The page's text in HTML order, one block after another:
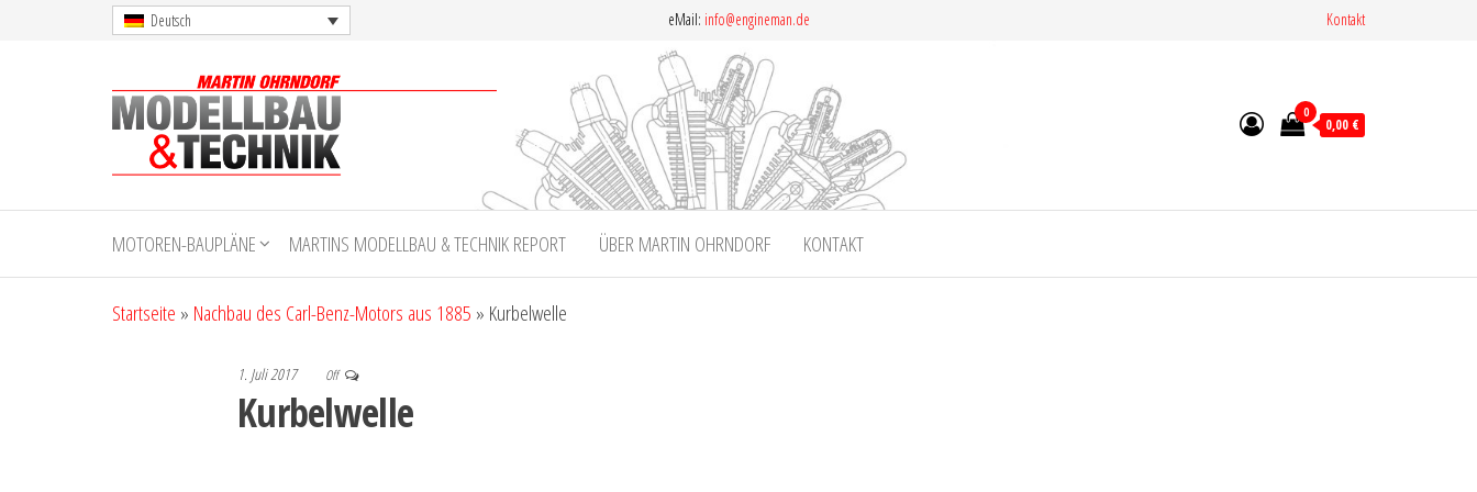
Deutsch eMail: info@engineman.de Kontakt
Ohrndorf
Modellbau
& Technik
0
0,00 €
MOTOREN-BAUPLÄNE MARTINS MODELLBAU & TECHNIK REPORT ÜBER MARTIN OHRNDORF KONTAKT
Startseite » Nachbau des Carl-Benz-Motors aus 1885 » Kurbelwelle
1. Juli 2017 Off
Kurbelwelle